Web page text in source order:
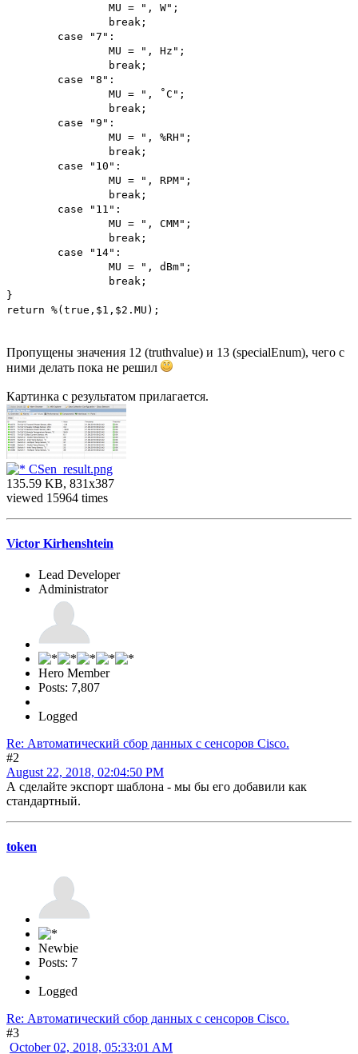
MU = ", W";
break;
case "7":
MU = ", Hz";
break;
case "8":
MU = ", ˚C";
break;
case "9":
MU = ", %RH";
break;
case "10":
MU = ", RPM";
break;
case "11":
MU = ", CMM";
break;
case "14":
MU = ", dBm";
break;
}
return %(true,$1,$2.MU);
Пропущены значения 12 (truthvalue) и 13 (specialEnum), чего с
ними делать пока не решил
Картинка с результатом прилагается.
CSen_result.png
135.59 KB, 831x387
viewed 15964 times
Victor Kirhenshtein
Lead Developer
Administrator
Hero Member
Posts: 7,807
Logged
Re: Автоматический сбор данных с сенсоров Cisco.
#2
August 22, 2018, 02:04:50 PM
А сделайте экспорт шаблона - мы бы его добавили как
стандартный.
token
Newbie
Posts: 7
Logged
Re: Автоматический сбор данных с сенсоров Cisco.
#3
October 02, 2018, 05:33:01 AM